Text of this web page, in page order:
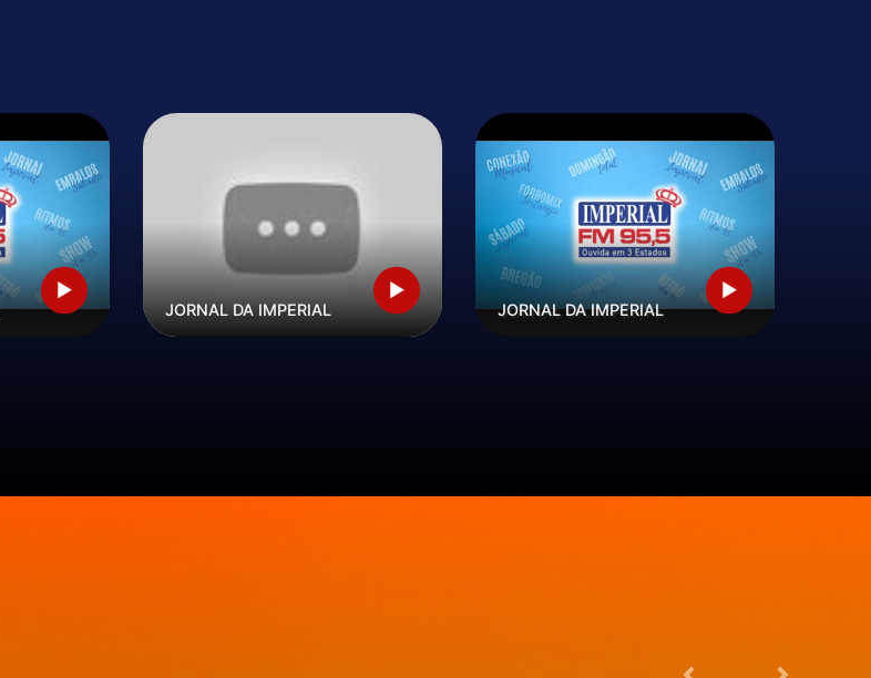
JORNAL DA IMPERIAL JORNAL DA IMPERIAL